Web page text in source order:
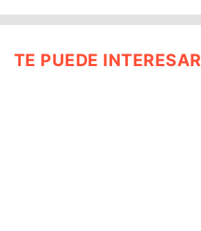
TE PUEDE INTERESAR